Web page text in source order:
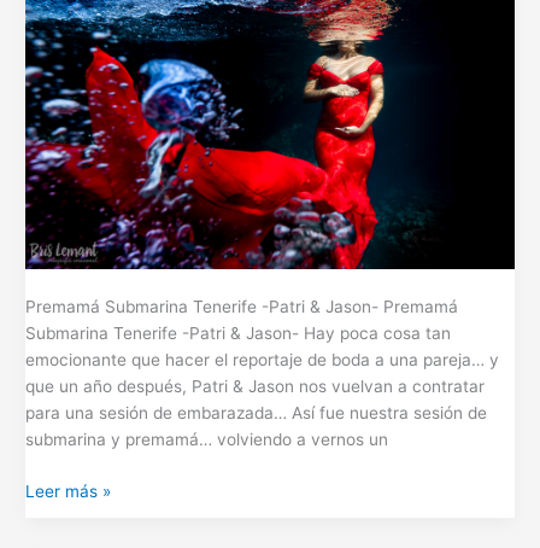
Premamá Submarina Tenerife -Patri & Jason- Premamá
Submarina Tenerife -Patri & Jason- Hay poca cosa tan
emocionante que hacer el reportaje de boda a una pareja… y
que un año después, Patri & Jason nos vuelvan a contratar
para una sesión de embarazada… Así fue nuestra sesión de
submarina y premamá… volviendo a vernos un
Leer más »